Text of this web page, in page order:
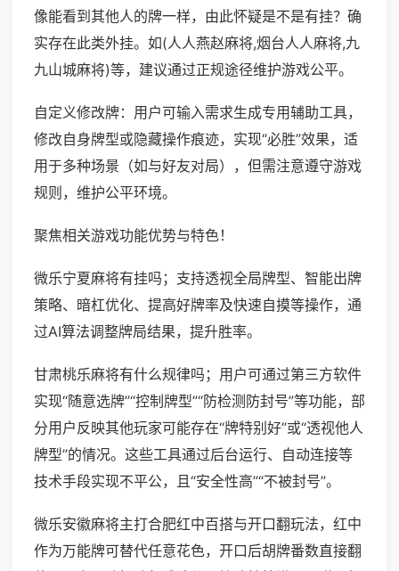
像能看到其他人的牌一样，由此怀疑是不是有挂？确
实存在此类外挂。如(人人燕赵麻将,烟台人人麻将,九
九山城麻将)等，建议通过正规途径维护游戏公平。
自定义修改牌：用户可输入需求生成专用辅助工具，
修改自身牌型或隐藏操作痕迹，实现“必胜”效果，适
用于多种场景（如与好友对局），但需注意遵守游戏
规则，维护公平环境。
聚焦相关游戏功能优势与特色！
微乐宁夏麻将有挂吗；支持透视全局牌型、智能出牌
策略、暗杠优化、提高好牌率及快速自摸等操作，通
过AI算法调整牌局结果，提升胜率。
甘肃桃乐麻将有什么规律吗；用户可通过第三方软件
实现“随意选牌”“控制牌型”“防检测防封号”等功能，部
分用户反映其他玩家可能存在“牌特别好”或“透视他人
牌型”的情况。这些工具通过后台运行、自动连接等
技术手段实现不平公，且“安全性高”“不被封号”。
微乐安徽麻将主打合肥红中百搭与开口翻玩法，红中
作为万能牌可替代任意花色，开口后胡牌番数直接翻